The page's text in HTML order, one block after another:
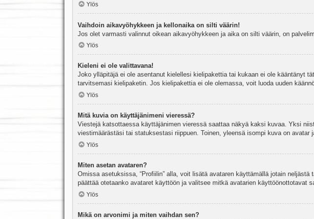
Ylös
Vaihdoin aikavyöhykkeen ja kellonaika on silti väärin!
Jos olet varmasti valinnut oikean aikavyöhykkeen ja aika on silti väärin, on
Ylös
Kieleni ei ole valittavana!
Joko ylläpitäjä ei ole asentanut kielellesi kielipakettia tai kukaan ei ole kääntänyt
tarvitsemasi kielipaketin. Jos kielipakettia ei ole olemassa, voit luoda uuden
Ylös
Mitä kuvia on käyttäjänimeni vieressä?
Viestejä katsottaessa käyttäjänimen vieressä saattaa näkyä kaksi kuvaa. Yksi
viestimäärästäsi tai statuksestasi riippuen. Toinen, yleensä isompi kuva on
Ylös
Miten asetan avataren?
Omissa asetuksissa, “Profiilin” alla, voit lisätä avataren käyttämällä jotain
päättää otetaanko avataret käyttöön ja valitsee mitkä avatarien käyttöönottotavat
Ylös
Mikä on arvonimi ja miten vaihdan sen?